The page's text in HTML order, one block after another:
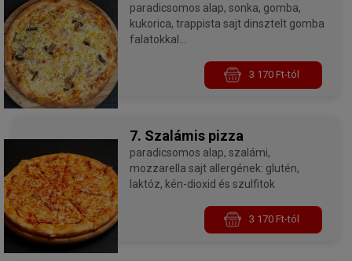
paradicsomos alap, sonka, gomba,
kukorica, trappista sajt dinsztelt gomba
falatokkal
szulfitok, gombák
3 170 Ft-tól
7. Szalámis pizza
paradicsomos alap, szalámi,
mozzarella sajt allergének: glutén,
laktóz, kén-dioxid és szulfitok
3 170 Ft-tól